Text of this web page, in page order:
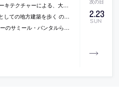
2.23
SUN
阪市の障碍者就労支援施設「PALETTE」
く の７回目「建築における沖縄らしさ」
”田舎”をテーマにした建築展「Countryside, The Future」の新しい会場写真